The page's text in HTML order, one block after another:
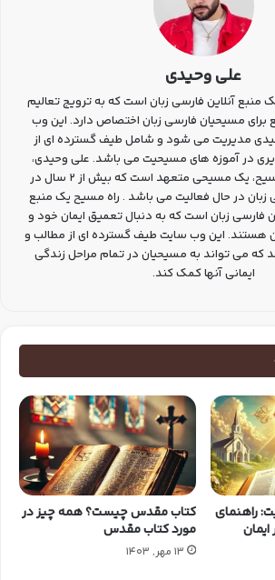
علی وحیدی
آنلاین فارسی زبان است که به ترویج تعالیم
برای مسیحیان فارسی زبان اختصاص دارد. این وب
مدیریت می شود و شامل طیف گسترده ای از
در آموزه های مسیحیت می باشد. علی وحیدی،
مدیر وب سایت راه مسیح، یک مسیحی متعهد است که بیش از 2 سال در
در حال فعالیت می باشد . راه مسیح یک منبع
فارسی زبان است که به دنبال تعمیق ایمان خود و
هستند. این وب سایت طیف گسترده ای از مطالب و
که می تواند به مسیحیان در تمام مراحل زندگی
ایمانی آنها کمک کند.
راهنمای
کتاب مقدس چیست؟ همه چیز در
مورد کتاب مقدس
13 مهر, 1403